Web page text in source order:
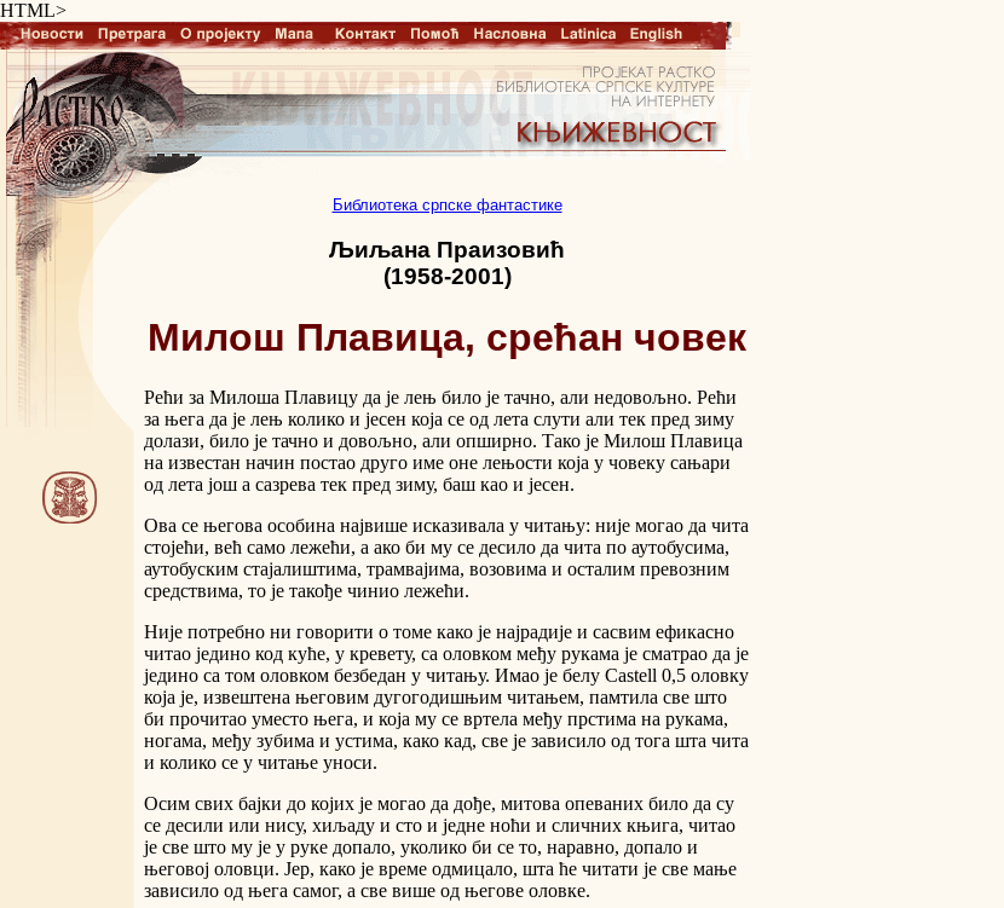
HTML>
Библиотека српске фантастике
Љиљана Праизовић
(1958-2001)
Милош Плавица, срећан човек
Рећи за Милоша Плавицу да је лењ било је тачно, али недовољно. Рећи
за њега да је лењ колико и јесен која се од лета слути али тек пред зиму
долази, било је тачно и довољно, али опширно. Тако је Милош Плавица
на известан начин постао друго име оне лењости која у човеку сањари
од лета још а сазрева тек пред зиму, баш као и јесен.
Ова се његова особина највише исказивала у читању: није могао да чита
стојећи, већ само лежећи, а ако би му се десило да чита по аутобусима,
аутобуским стајалиштима, трамвајима, возовима и осталим превозним
средствима, то је такође чинио лежећи.
Није потребно ни говорити о томе како је најрадије и сасвим ефикасно
читао једино код куће, у кревету, са оловком међу рукама је сматрао да је
једино са том оловком безбедан у читању. Имао је белу Castell 0,5 оловку
која је, извештена његовим дугогодишњим читањем, памтила све што
би прочитао уместо њега, и која му се вртела међу прстима на рукама,
ногама, међу зубима и устима, како кад, све је зависило од тога шта чита
и колико се у читање уноси.
Осим свих бајки до којих је могао да дође, митова опеваних било да су
се десили или нису, хиљаду и сто и једне ноћи и сличних књига, читао
је све што му је у руке допало, уколико би се то, наравно, допало и
његовој оловци. Јер, како је време одмицало, шта ће читати је све мање
зависило од њега самог, а све више од његове оловке.